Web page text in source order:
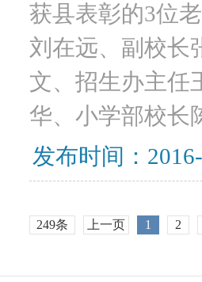
获县表彰的3位
刘在远、副校长
文、招生办主任
华、小学部校长
发布时间：
249条 上一页 1 2